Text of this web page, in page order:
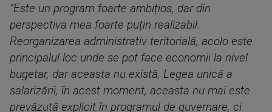
”Este un program foarte ambițios, dar din
perspectiva mea foarte puțin realizabil.
Reorganizarea administrativ teritorială, acolo este
principalul loc unde se pot face economii la nivel
bugetar, dar aceasta nu există. Legea unică a
salarizării, în acest moment, aceasta nu mai este
prevăzută explicit în programul de guvernare, ci